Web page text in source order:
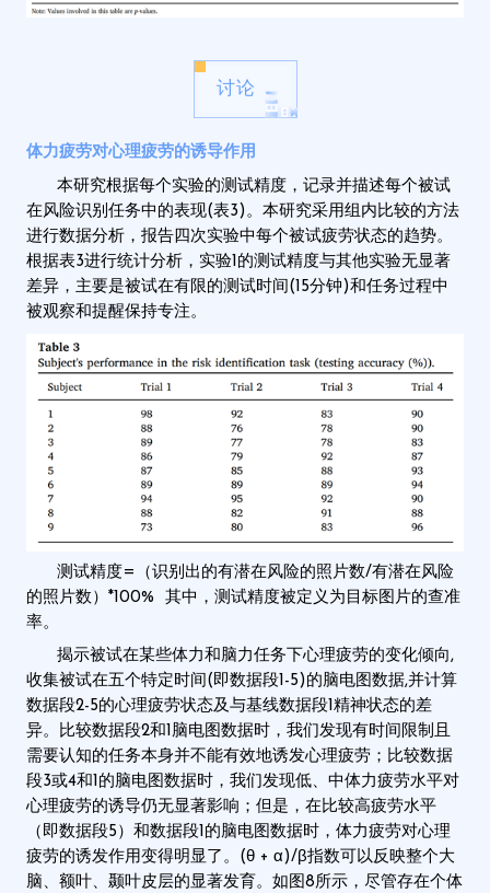
讨论
体力疲劳对心理疲劳的诱导作用
本研究根据每个实验的测试精度，记录并描述每个被试
在风险识别任务中的表现(表3)。本研究采用组内比较的方法
进行数据分析，报告四次实验中每个被试疲劳状态的趋势。
根据表3进行统计分析，实验1的测试精度与其他实验无显著
差异，主要是被试在有限的测试时间(15分钟)和任务过程中
被观察和提醒保持专注。
测试精度=（识别出的有潜在风险的照片数/有潜在风险
的照片数）*100% 其中，测试精度被定义为目标图片的查准
率。
揭示被试在某些体力和脑力任务下心理疲劳的变化倾向,
收集被试在五个特定时间(即数据段1-5)的脑电图数据,并计算
数据段2-5的心理疲劳状态及与基线数据段1精神状态的差
异。比较数据段2和1脑电图数据时，我们发现有时间限制且
需要认知的任务本身并不能有效地诱发心理疲劳；比较数据
段3或4和1的脑电图数据时，我们发现低、中体力疲劳水平对
心理疲劳的诱导仍无显著影响；但是，在比较高疲劳水平
（即数据段5）和数据段1的脑电图数据时，体力疲劳对心理
疲劳的诱发作用变得明显了。(θ + α)/β指数可以反映整个大
脑、额叶、颞叶皮层的显著发育。如图8所示，尽管存在个体